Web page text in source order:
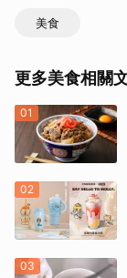
美食
更多美食相關
01
02
03